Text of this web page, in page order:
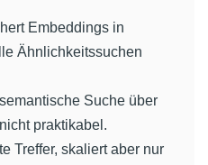
Embeddings in
Ähnlichkeitssuchen
Suche über
praktikabel.
Treffer, skaliert aber nur